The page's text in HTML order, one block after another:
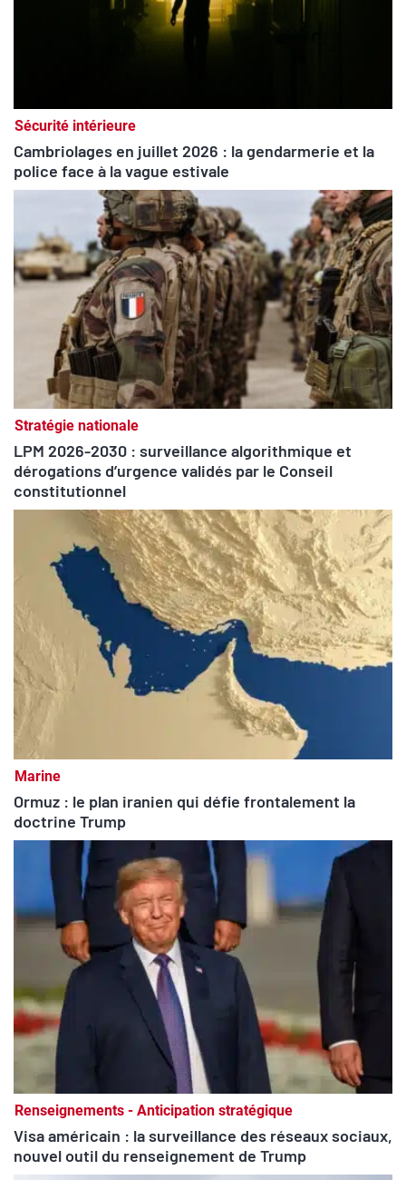
Sécurité intérieure
Cambriolages en juillet 2026 : la gendarmerie et la
police face à la vague estivale
Stratégie nationale
LPM 2026-2030 : surveillance algorithmique et
dérogations d’urgence validés par le Conseil
constitutionnel
Marine
Ormuz : le plan iranien qui défie frontalement la
doctrine Trump
Renseignements - Anticipation stratégique
Visa américain : la surveillance des réseaux sociaux,
nouvel outil du renseignement de Trump